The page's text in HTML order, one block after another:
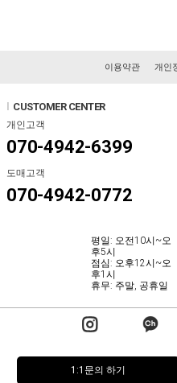
이용약관 개인
CUSTOMER CENTER
개인고객
070-4942-6399
도매고객
070-4942-0772
평일: 오전10시~오
후5시
점심: 오후12시~오
후1시
휴무: 주말, 공휴일
1:1문의 하기